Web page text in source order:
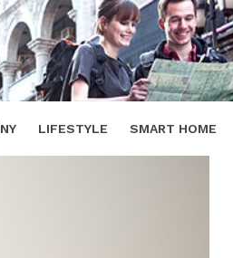
LIFESTYLE SMART HOME
az idősebb korosztálynak